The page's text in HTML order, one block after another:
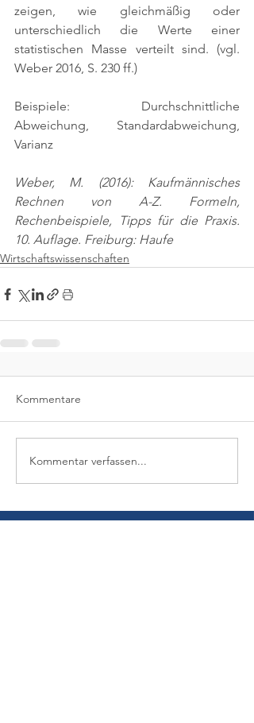
zeigen, wie gleichmäßig oder
unterschiedlich die Werte einer
statistischen Masse verteilt sind. (vgl.
Weber 2016, S. 230 ff.)
Beispiele: Durchschnittliche
Abweichung, Standardabweichung,
Varianz
Weber, M. (2016): Kaufmännisches
Rechnen von A-Z. Formeln,
Rechenbeispiele, Tipps für die Praxis.
10. Auflage. Freiburg: Haufe
Wirtschaftswissenschaften
Kommentare
Kommentar verfassen...